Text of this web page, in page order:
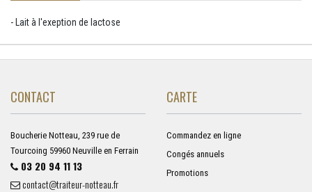
- Lait à l'exeption de lactose
CONTACT
Boucherie Notteau, 239 rue de
Tourcoing 59960 Neuville en Ferrain
03 20 94 11 13
contact@traiteur-notteau.fr
CARTE
Commandez en ligne
Congés annuels
Promotions